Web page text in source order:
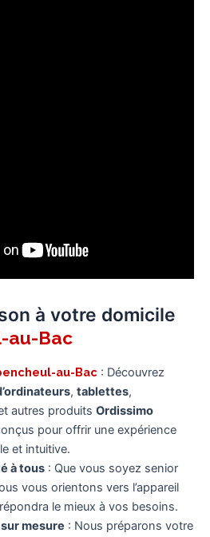
à votre domicile
au-Bac
au-Bac : Découvrez
, tablettes,
autres produits Ordissimo
pour offrir une expérience
et intuitive.
à tous: Que vous soyez senior
vous orientons vers l’appareil
le mieux à vos besoins.
mesure : Nous préparons votre